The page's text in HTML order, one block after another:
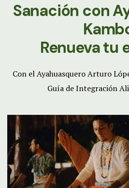
Sanación con
Renueva tu
Con el Ayahuasquero Arturo
Guía de Integración